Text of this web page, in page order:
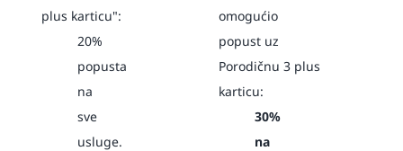
plus karticu":
20%
popusta
na
sve
usluge.
omogućio
popust uz
Porodičnu 3 plus
karticu:
30%
na